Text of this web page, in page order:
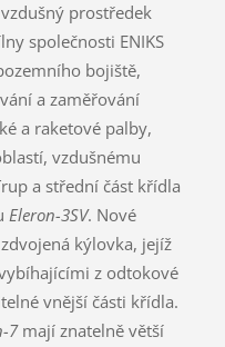
prostředek
společnosti ENIKS
bojiště,
a zaměřování
a raketové palby,
vzdušnému
a střední část křídla
Eleron-3SV. Nové
kýlovka, jejíž
z odtokové
vnější části křídla.
7mají znatelně větší